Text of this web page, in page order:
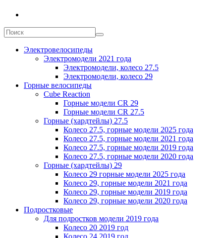
Электровелосипеды
Электромодели 2021 года
Электромодели, колесо 27.5
Электромодели, колесо 29
Горные велосипеды
Cube Reaction
Горные модели CR 29
Горные модели CR 27.5
Горные (хардтейлы) 27.5
Колесо 27.5, горные модели 2025 года
Колесо 27.5, горные модели 2021 года
Колесо 27.5, горные модели 2019 года
Колесо 27.5, горные модели 2020 года
Горные (хардтейлы) 29
Колесо 29 горные модели 2025 года
Колесо 29, горные модели 2021 года
Колесо 29, горные модели 2019 года
Колесо 29, горные модели 2020 года
Подростковые
Для подростков модели 2019 года
Колесо 20 2019 год
Колесо 24 2019 год